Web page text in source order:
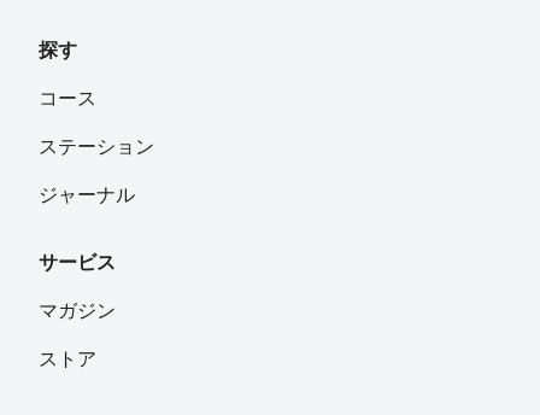
探す
コース
ステーション
ジャーナル
サービス
マガジン
ストア